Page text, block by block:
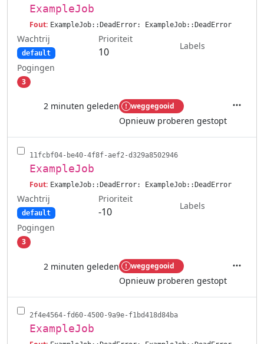
ExampleJob
Fout: ExampleJob::DeadError: ExampleJob::DeadError
Wachtrij
default
Prioriteit
10
Labels
Pogingen
3
2 minuten geleden weggegooid
Opnieuw proberen gestopt
11fcbf04-be40-4f8f-aef2-d329a8502946
ExampleJob
Fout: ExampleJob::DeadError: ExampleJob::DeadError
Wachtrij
default
Prioriteit
-10
Labels
Pogingen
3
2 minuten geleden weggegooid
Opnieuw proberen gestopt
Acties
2f4e4564-fd60-4500-9a9e-f1bd418d84ba
ExampleJob